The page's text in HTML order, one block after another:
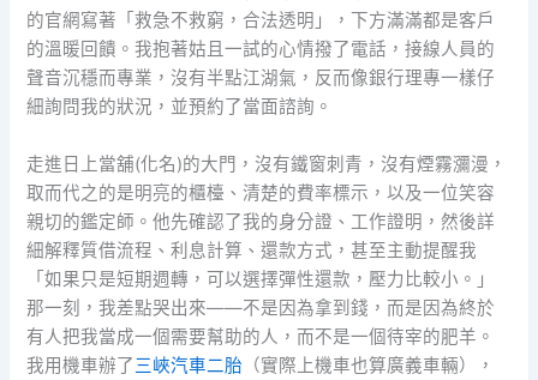
的官網寫著「救急不救窮，合法透明」，下方滿滿都是客戶
的溫暖回饋。我抱著姑且一試的心情撥了電話，接線人員的
聲音沉穩而專業，沒有半點江湖氣，反而像銀行理專一樣仔
細詢問我的狀況，並預約了當面諮詢。
走進日上當舖(化名)的大門，沒有鐵窗刺青，沒有煙霧瀰漫，
取而代之的是明亮的櫃檯、清楚的費率標示，以及一位笑容
親切的鑑定師。他先確認了我的身分證、工作證明，然後詳
細解釋質借流程、利息計算、還款方式，甚至主動提醒我
「如果只是短期週轉，可以選擇彈性還款，壓力比較小。」
那一刻，我差點哭出來——不是因為拿到錢，而是因為終於
有人把我當成一個需要幫助的人，而不是一個待宰的肥羊。
我用機車辦了三峽汽車二胎 （實際上機車也算廣義車輛），